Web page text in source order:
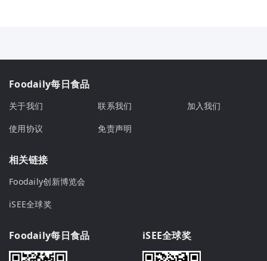
Foodaily每日食品
关于我们 联系我们
加入我们
使用协议
免责声明
相关链接
Foodaily创新博览会
iSEE全球奖
Foodaily每日食品 iSEE全球奖